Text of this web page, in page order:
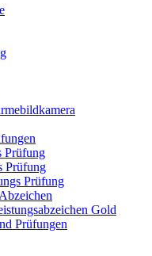
Prüfung
Prüfung
Prüfung
Gold
Prüfungen